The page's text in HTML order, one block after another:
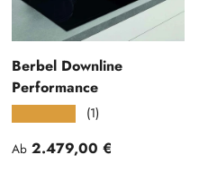
Berbel Downline
Performance
(1)
Normaler Preis
Ab 2.479,00 €